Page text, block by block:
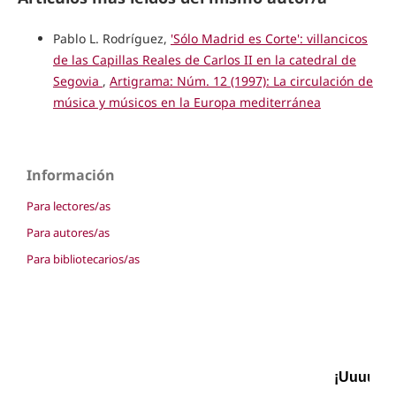
Pablo L. Rodríguez, 'Sólo Madrid es Corte': villancicos
de las Capillas Reales de Carlos II en la catedral de
Segovia , Artigrama: Núm. 12 (1997): La circulación de
música y músicos en la Europa mediterránea
Información
Para lectores/as
Para autores/as
Para bibliotecarios/as